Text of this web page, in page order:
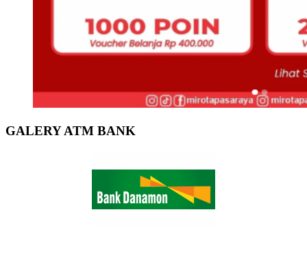
GALERY ATM BANK